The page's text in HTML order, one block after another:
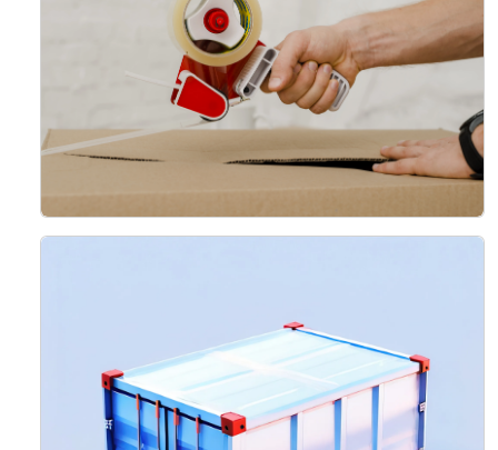
اقرأ المزيد
خدمات التعبئة والتغليف
اقرأ المزيد